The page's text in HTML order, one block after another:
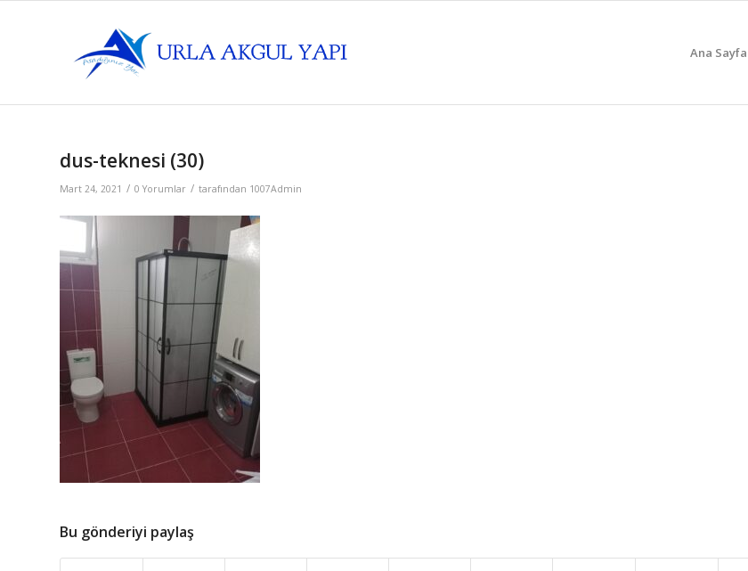
Ana Sayfa
dus-teknesi (30)
Mart 24, 2021 / 0 Yorumlar / tarafından 1007Admin
Bu gönderiyi paylaş